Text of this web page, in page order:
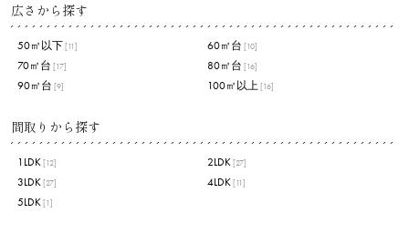
広さから探す
50㎡以下 [11] 60㎡台 [10]
70㎡台 [17] 80㎡台 [16]
90㎡台 [9] 100㎡以上 [16]
間取りから探す
1LDK [12] 2LDK [27]
3LDK [27] 4LDK [11]
5LDK [1]